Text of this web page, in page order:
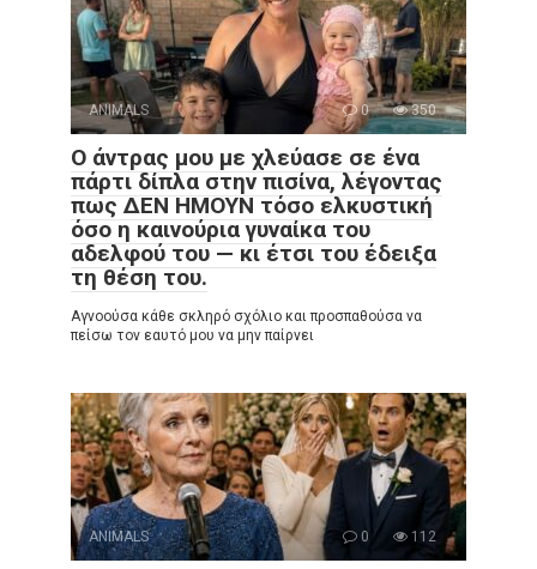
ANIMALS 0 350
Ο άντρας μου με χλεύασε σε ένα
πάρτι δίπλα στην πισίνα, λέγοντας
πως ΔΕΝ ΗΜΟΥΝ τόσο ελκυστική
όσο η καινούρια γυναίκα του
αδελφού του — κι έτσι του έδειξα
τη θέση του.
Αγνοούσα κάθε σκληρό σχόλιο και προσπαθούσα να
πείσω τον εαυτό μου να μην παίρνει
ANIMALS 0 112